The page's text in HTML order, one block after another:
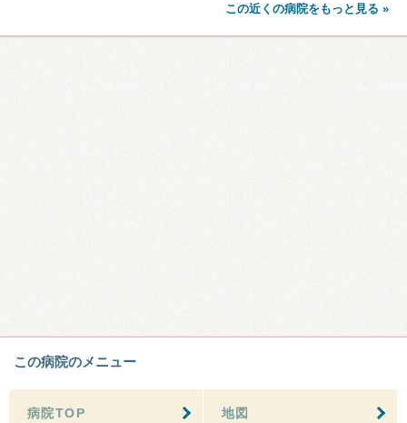
この近くの病院をもっと見る »
この病院のメニュー
病院TOP 地図